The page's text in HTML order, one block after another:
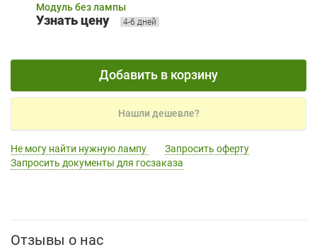
Модуль без лампы
Узнать цену 4-6 дней
Добавить в корзину
Нашли дешевле?
Не могу найти нужную лампу
Запросить оферту
Запросить документы для госзаказа
Отзывы о нас